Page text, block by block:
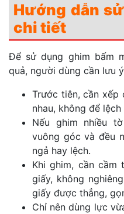
Hướng dẫn
chi tiết
Để sử dụng ghim bấm
quả, người dùng cần lưu
Trước tiên, cần xếp
nhau, không để
Nếu ghim nhiều
vuông góc và đều
ngả hay lệch.
Khi ghim, cần cầm
giấy, không
giấy được thẳng,
Chỉ nên dùng lực